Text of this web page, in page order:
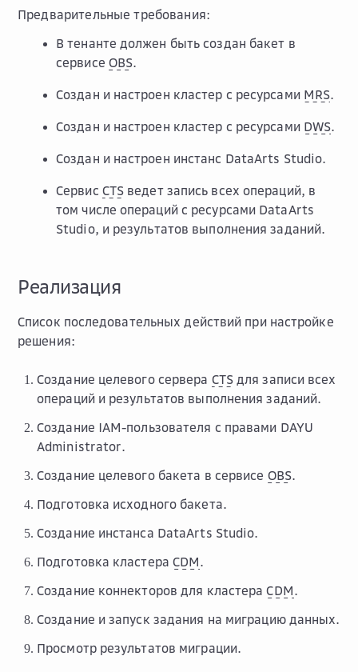
Предварительные требования:
В тенанте должен быть создан бакет в
сервисе OBS.
Создан и настроен кластер с ресурсами MRS.
Создан и настроен кластер с ресурсами DWS.
Создан и настроен инстанс DataArts Studio.
Сервис CTS ведет запись всех операций, в
том числе операций с ресурсами DataArts
Studio, и результатов выполнения заданий.
Реализация
Список последовательных действий при настройке
решения:
Создание целевого сервера CTSдля записи всех
операций и результатов выполнения заданий.
Создание IAM-пользователя с правами DAYU
Administrator.
Создание целевого бакета в сервисе OBS.
Подготовка исходного бакета.
Создание инстанса DataArts Studio.
Подготовка кластераCDM.
Создание коннекторов для кластераCDM.
Создание и запуск задания на миграцию данных.
Просмотр результатов миграции.